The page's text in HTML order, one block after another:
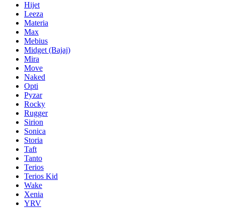
Hijet
Leeza
Materia
Max
Mebius
Midget (Bajaj)
Mira
Move
Naked
Opti
Pyzar
Rocky
Rugger
Sirion
Sonica
Storia
Taft
Tanto
Terios
Terios Kid
Wake
Xenia
YRV